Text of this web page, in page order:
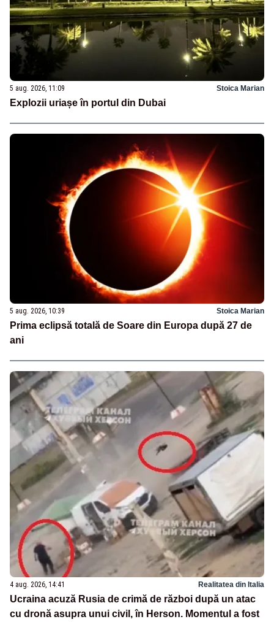
5 aug. 2026, 11:09 Stoica Marian
Explozii uriașe în portul din Dubai
5 aug. 2026, 10:39 Stoica Marian
Prima eclipsă totală de Soare din Europa după 27 de
ani
4 aug. 2026, 14:41 Realitatea din Italia
Ucraina acuză Rusia de crimă de război după un atac
cu dronă asupra unui civil, în Herson. Momentul a fost